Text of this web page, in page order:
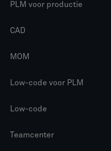
PLM voor productie
CAD
MOM
Low-code voor PLM
Low-code
Teamcenter